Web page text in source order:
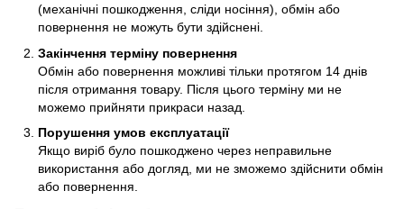
(механічні пошкодження, сліди носіння), обмін або
повернення не можуть бути здійснені.
Закінчення терміну повернення
Обмін або повернення можливі тільки протягом 14 днів
після отримання товару. Після цього терміну ми не
можемо прийняти прикраси назад.
Порушення умов експлуатації
Якщо виріб було пошкоджено через неправильне
використання або догляд, ми не зможемо здійснити обмін
або повернення.